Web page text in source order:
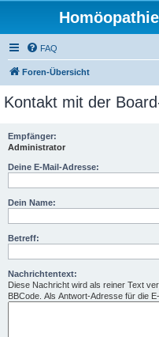
FAQ
Foren-Übersicht
Kontakt mit der
Empfänger:
Administrator
Deine E-Mail-Adresse:
Dein Name:
Betreff:
Nachrichtentext:
Diese Nachricht wird als reiner Text
BBCode. Als Antwort-Adresse für die